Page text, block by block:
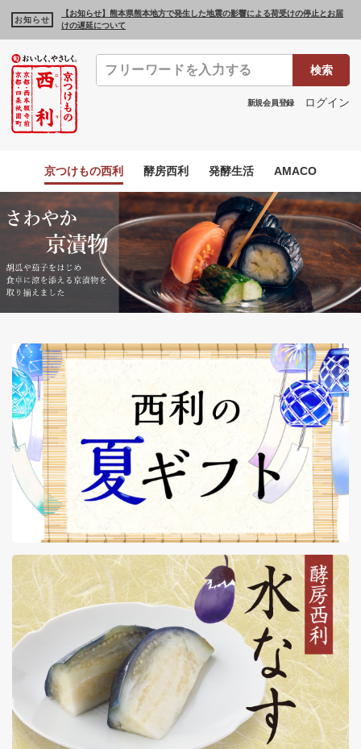
お知らせ
【お知らせ】熊本県熊本地方で発生した地震の影響による荷受けの停止とお届
けの遅延について
検索
新規会員登録 ログイン
京つけもの西利 酵房西利 発酵生活 AMACO